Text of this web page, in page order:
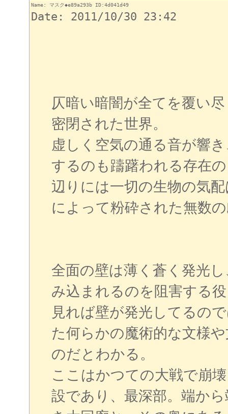
Name: マスク◆e89a293b ID:4d041d49
Date: 2011/10/30 23:42
仄暗い暗闇が全てを覆い
密閉された世界。
虚しく空気の通る音が響
するのも躊躇われる存在
辺りには一切の生物の気
によって粉砕された無数
全面の壁は薄く蒼く発光
み込まれるのを阻害する
見れば壁が発光してるの
た何らかの魔術的な文様
のだとわかる。
ここはかつての大戦で崩
設であり、最深部。端か